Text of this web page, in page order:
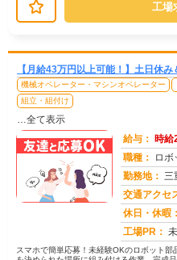
工場
【月給43万円以上可能！】土日休
機械オペレーター・マシンオペレーター
組立・組付け
…全て表示
給与： 時給
職種：
ロ
勤務地： 三
交通アクセ
休日・休暇：
工場PR： 未経
スマホで簡単応募！未経験OKのロボット